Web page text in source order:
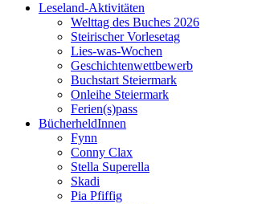
Leseland-Aktivitäten
Welttag des Buches 2026
Steirischer Vorlesetag
Lies-was-Wochen
Geschichtenwettbewerb
Buchstart Steiermark
Onleihe Steiermark
Ferien(s)pass
BücherheldInnen
Fynn
Conny Clax
Stella Superella
Skadi
Pia Pfiffig